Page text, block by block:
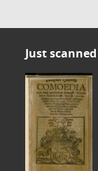
Just scanned